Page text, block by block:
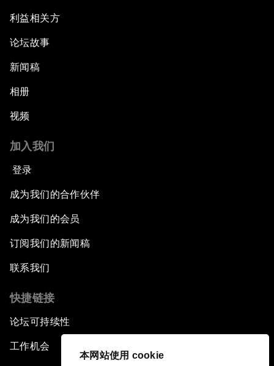
本网站使用 cookie
利益相关方
论坛故事
新闻稿
相册
视频
加入我们
登录
成为我们的合作伙伴
成为我们的会员
订阅我们的新闻稿
联系我们
快捷链接
论坛可持续性
工作机会